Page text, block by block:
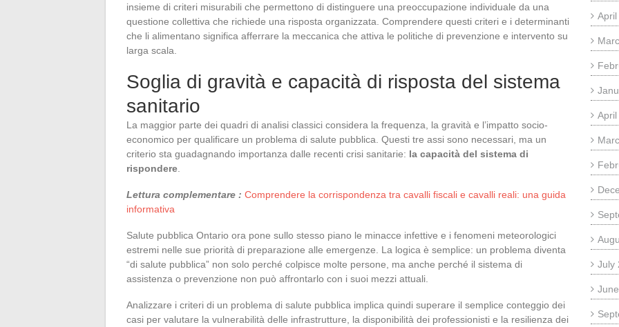
insieme di criteri misurabili che permettono di distinguere una preoccupazione individuale da una
questione collettiva che richiede una risposta organizzata. Comprendere questi criteri e i determinanti
che li alimentano significa afferrare la meccanica che attiva le politiche di prevenzione e intervento su
larga scala.
Soglia di gravità e capacità di risposta del sistema
sanitario
La maggior parte dei quadri di analisi classici considera la frequenza, la gravità e l’impatto socio-
economico per qualificare un problema di salute pubblica. Questi tre assi sono necessari, ma un
criterio sta guadagnando importanza dalle recenti crisi sanitarie: la capacità del sistema di
rispondere
Lettura complementare : Comprendere la corrispondenza tra cavalli fiscali e cavalli reali: una guida
informativa
Salute pubblica Ontario ora pone sullo stesso piano le minacce infettive e i fenomeni meteorologici
estremi nelle sue priorità di preparazione alle emergenze. La logica è semplice: un problema diventa
“di salute pubblica” non solo perché colpisce molte persone, ma anche perché il sistema di
assistenza o prevenzione non può affrontarlo con i suoi mezzi attuali.
Analizzare i criteri di un problema di salute pubblica implica quindi superare il semplice conteggio dei
casi per valutare la vulnerabilità delle infrastrutture, la disponibilità dei professionisti e la resilienza dei
July